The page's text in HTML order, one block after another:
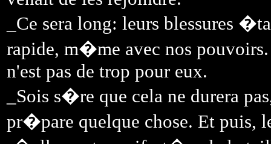
_Ce sera long: leurs blessures
rapide, m�me avec nos
n'est pas de trop pour eux.
_Sois s�re que cela ne durera
pr�pare quelque chose. Et puis,